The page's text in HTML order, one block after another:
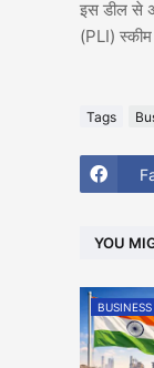
इस डील से
(PLI)
Tags
YOU
BUSINESS